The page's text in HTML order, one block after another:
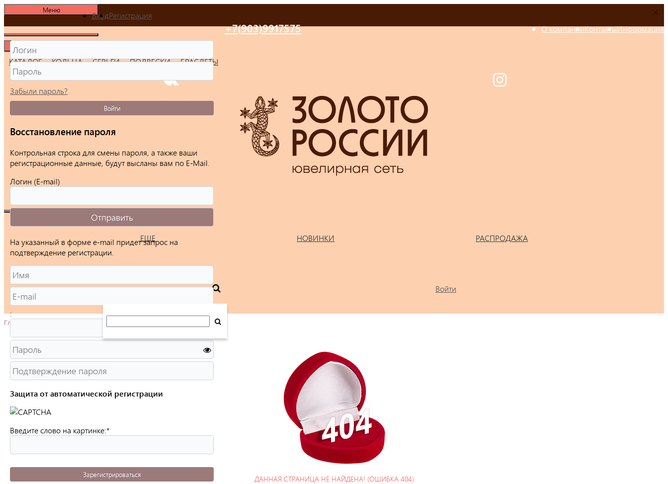
Меню
О компанииКонтактыИнформация
+7(903)9917575
КАТАЛОГ КОЛЬЦА СЕРЬГИ ПОДВЕСКИ БРАСЛЕТЫ
ЕЩЕ НОВИНКИ РАСПРОДАЖА
Войти
Главная
ДАННАЯ СТРАНИЦА НЕ НАЙДЕНА! (ОШИБКА 404)
ВходРегистрация
Забыли пароль?
Войти
Восстановление пароля
Контрольная строка для смены пароля, а также ваши
регистрационные данные, будут высланы вам по E-Mail.
Логин (E-mail)
На указанный в форме e-mail придет запрос на
подтверждение регистрации.
:
Защита от автоматической регистрации
Введите слово на картинке:*
Зарегистрироваться